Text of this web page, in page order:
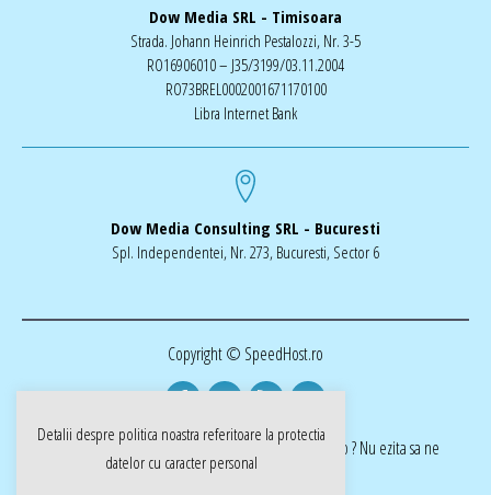
Dow Media SRL - Timisoara
Strada. Johann Heinrich Pestalozzi, Nr. 3-5
RO16906010 – J35/3199/03.11.2004
RO73BREL0002001671170100
Libra Internet Bank
Dow Media Consulting SRL - Bucuresti
Spl. Independentei, Nr. 273, Bucuresti, Sector 6
Copyright © SpeedHost.ro
realizat de Dow Media | ai nevoie de o pagina web ? Nu ezita sa ne
cotactati dow-media.ro
Detalii despre politica noastra referitoare la protectia
datelor cu caracter personal